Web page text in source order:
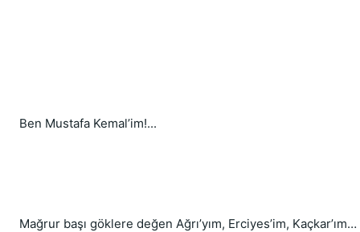
Ben Mustafa Kemal’im!...
Mağrur başı göklere değen Ağrı’yım, Erciyes’im, Kaçkar’ım…